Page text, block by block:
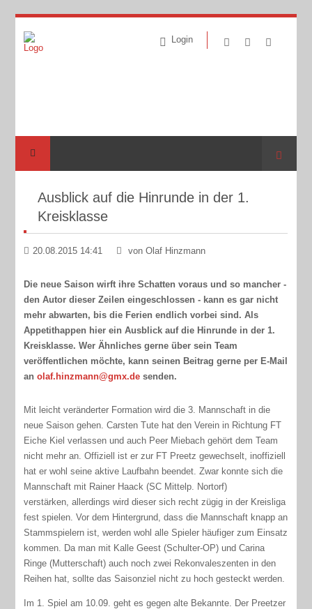
Login
Suche
Ausblick auf die Hinrunde in der 1.
Kreisklasse
20.08.2015 14:41 von Olaf Hinzmann
Die neue Saison wirft ihre Schatten voraus und so mancher -
den Autor dieser Zeilen eingeschlossen - kann es gar nicht
mehr abwarten, bis die Ferien endlich vorbei sind. Als
Appetithappen hier ein Ausblick auf die Hinrunde in der 1.
Kreisklasse. Wer Ähnliches gerne über sein Team
veröffentlichen möchte, kann seinen Beitrag gerne per E-Mail
anolaf.hinzmann@gmx.desenden.
Mit leicht veränderter Formation wird die 3. Mannschaft in die
neue Saison gehen. Carsten Tute hat den Verein in Richtung FT
Eiche Kiel verlassen und auch Peer Miebach gehört dem Team
nicht mehr an. Offiziell ist er zur FT Preetz gewechselt, inoffiziell
hat er wohl seine aktive Laufbahn beendet. Zwar konnte sich die
Mannschaft mit Rainer Haack (SC Mittelp. Nortorf)
verstärken, allerdings wird dieser sich recht zügig in der Kreisliga
fest spielen. Vor dem Hintergrund, dass die Mannschaft knapp an
Stammspielern ist, werden wohl alle Spieler häufiger zum Einsatz
kommen. Da man mit Kalle Geest (Schulter-OP) und Carina
Ringe (Mutterschaft) auch noch zwei Rekonvaleszenten in den
Reihen hat, sollte das Saisonziel nicht zu hoch gesteckt werden.
Im 1. Spiel am 10.09. geht es gegen alte Bekannte. Der Preetzer